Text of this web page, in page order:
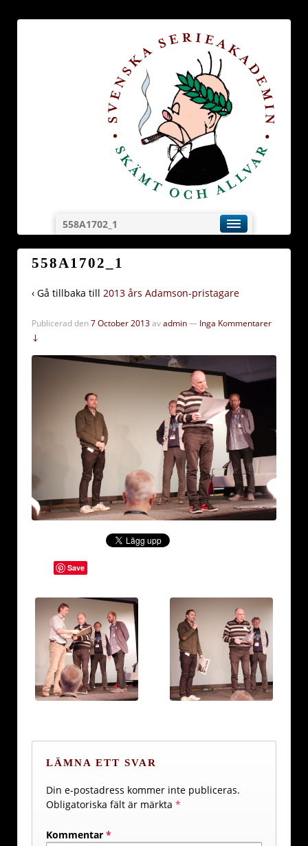
558A1702_1
558A1702_1
‹ Gå tillbaka till 2013 års Adamson-pristagare
Publicerad den7 October 2013avadmin— Inga Kommentarer
↓
Save
LÄMNA ETT SVAR
Din e-postadress kommer inte publiceras.
Obligatoriska fält är märkta *
Kommentar *